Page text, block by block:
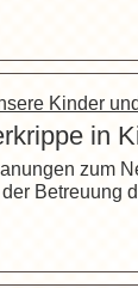
Kinder
in
zum
Betreuung